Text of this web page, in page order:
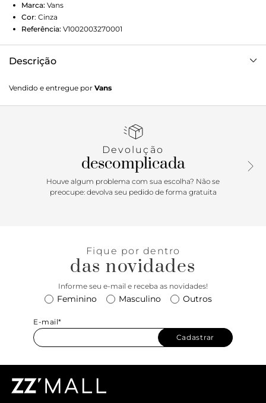
Marca: Vans
Cor: Cinza
Referência: V1002003270001
Descrição
Checkerboard, originalmente Style 98, evoluiu de um
sapato de barco da Vans para um clássico do skate. Com
cadarços, ele incorpora estilo e função sem esforço. Este
Off The Wall da Vans e das raízes do sul da Califórnia. Agora
parte da Coleção Color Theory, foi reinventado em tons
vibrantes para uma abordagem nova e criativa.
Vendido e entregue por Vans
Devolução
descomplicada
Houve algum problema com sua escolha? Não se
preocupe: devolva seu pedido de forma gratuita
Fique por dentro
das novidades
Informe seu e-mail e receba as novidades!
Feminino Masculino Outros
E-mail*
Cadastrar